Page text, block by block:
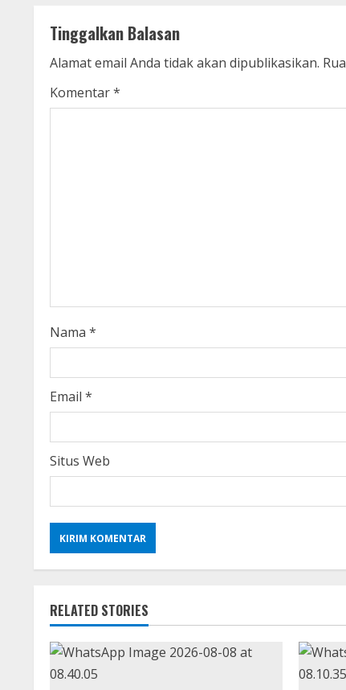
t
i
n
d
i
n
g
Tinggalkan Balasan
Alamat email Anda tidak akan dipublikasikan.
Komentar*
Nama *
Email *
Situs Web
RELATED STORIES